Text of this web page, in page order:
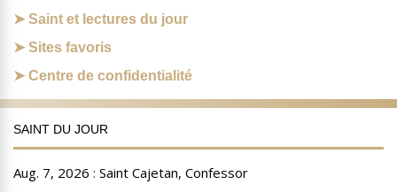
Saint et lectures du jour
Sites favoris
Centre de confidentialité
SAINT DU JOUR